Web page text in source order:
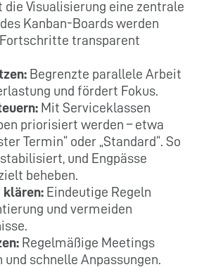
die Visualisierung eine zentrale
Kanban-Boards werden
transparent
Begrenzte parallele Arbeit
und fördert Fokus.
Mit Serviceklassen
priorisiert werden – etwa
Termin“ oder „Standard“. So
und Engpässe
beheben.
klären: Eindeutige Regeln
und vermeiden
Regelmäßige Meetings
schnelle Anpassungen.